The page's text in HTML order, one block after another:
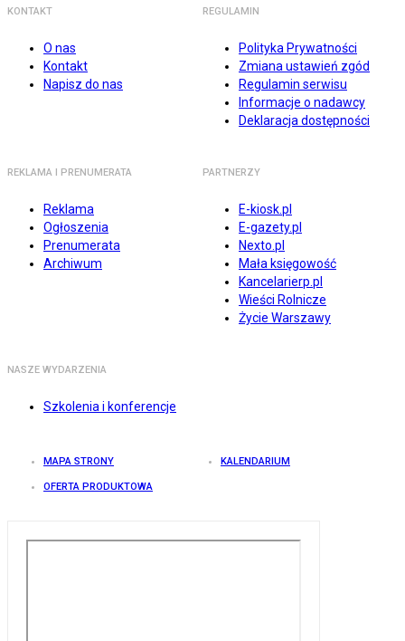
KONTAKT
O nas
Kontakt
Napisz do nas
REGULAMIN
Polityka Prywatności
Zmiana ustawień zgód
Regulamin serwisu
Informacje o nadawcy
Deklaracja dostępności
REKLAMA I PRENUMERATA
Reklama
Ogłoszenia
Prenumerata
Archiwum
PARTNERZY
E-kiosk.pl
E-gazety.pl
Nexto.pl
Mała księgowość
Kancelarierp.pl
Wieści Rolnicze
Życie Warszawy
NASZE WYDARZENIA
Szkolenia i konferencje
MAPA STRONY KALENDARIUM
OFERTA PRODUKTOWA